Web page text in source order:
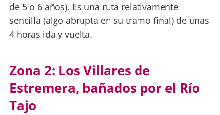
de 5 o 6 años). Es una ruta relativamente
sencilla (algo abrupta en su tramo final) de unas
4 horas ida y vuelta.
Zona 2: Los Villares de
Estremera, bañados por el Río
Tajo